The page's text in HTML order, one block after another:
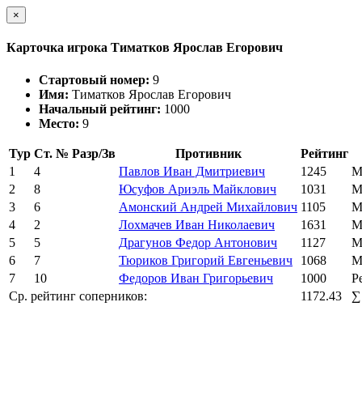
×
Карточка игрока Тиматков Ярослав Егорович
Стартовый номер: 9
Имя: Тиматков Ярослав Егорович
Начальный рейтинг: 1000
Место: 9
Тур Ст. № Разр/Зв Противник
Рейтинг
1
4 Павлов Иван Дмитриевич 1245
2
8 Юсуфов Ариэль Майклович 1031
3
6 Амонский Андрей Михайлович 1105
4
2 Лохмачев Иван Николаевич 1631
5
5 Драгунов Федор Антонович 1127
6
7 Тюриков Григорий Евгеньевич 1068
7
10 Федоров Иван Григорьевич 1000
Ср. рейтинг соперников:
1172.43 ∑